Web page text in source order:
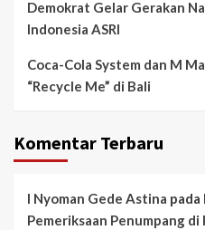
Demokrat Gelar Gerakan
Indonesia ASRI
Coca-Cola System dan M
“Recycle Me” di Bali
Komentar Terbaru
I Nyoman Gede Astina pada
Pemeriksaan Penumpang di